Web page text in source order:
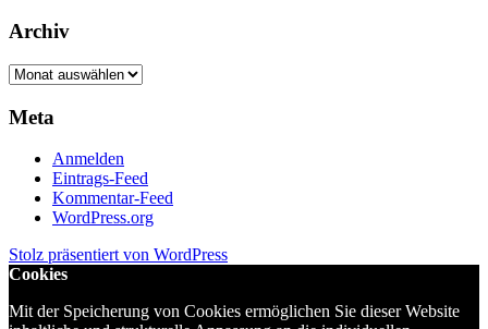
Archiv
Archiv
Meta
Anmelden
Eintrags-Feed
Kommentar-Feed
WordPress.org
Stolz präsentiert von WordPress
Cookies
Mit der Speicherung von Cookies ermöglichen Sie dieser Website